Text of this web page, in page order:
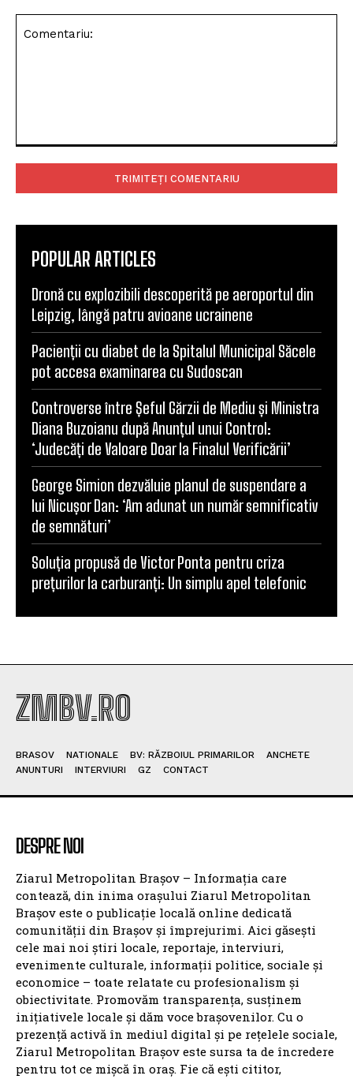
POPULAR ARTICLES
Dronă cu explozibili descoperită pe aeroportul din
Leipzig, lângă patru avioane ucrainene
Pacienții cu diabet de la Spitalul Municipal Săcele
pot accesa examinarea cu Sudoscan
Controverse între Șeful Gărzii de Mediu și Ministra
Diana Buzoianu după Anunțul unui Control:
‘Judecăți de Valoare Doar la Finalul Verificării’
George Simion dezvăluie planul de suspendare a
lui Nicușor Dan: ‘Am adunat un număr semnificativ
de semnături’
Soluția propusă de Victor Ponta pentru criza
prețurilor la carburanți: Un simplu apel telefonic
ZMBV.RO
BRASOV NATIONALE BV: RĂZBOIUL PRIMARILOR
ANCHETE
ANUNTURI
INTERVIURI GZ CONTACT
DESPRE NOI
Ziarul Metropolitan Brașov – Informația care
contează, din inima orașului Ziarul Metropolitan
Brașov este o publicație locală online dedicată
comunității din Brașov și împrejurimi. Aici găsești
cele mai noi știri locale, reportaje, interviuri,
evenimente culturale, informații politice, sociale și
economice – toate relatate cu profesionalism și
obiectivitate. Promovăm transparența, susținem
inițiativele locale și dăm voce brașovenilor. Cu o
prezență activă în mediul digital și pe rețelele sociale,
Ziarul Metropolitan Brașov este sursa ta de încredere
pentru tot ce mișcă în oraș. Fie că ești cititor,